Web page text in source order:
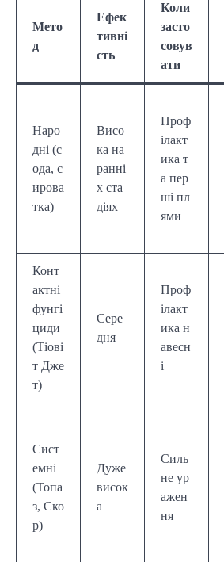
Мето
д
Ефек
тивні
сть
Коли
засто
совув
ати
Наро
дні (с
ода, с
ирова
тка)
Висо
ка на
ранні
х ста
діях
Проф
ілакт
ика т
а пер
ші пл
ями
Конт
актні
фунгі
циди
(Тіові
т Дже
т)
Сере
дня
Проф
ілакт
ика н
авесн
і
Сист
емні
(Топа
з, Ско
р)
Дуже
висок
а
Силь
не ур
ажен
ня